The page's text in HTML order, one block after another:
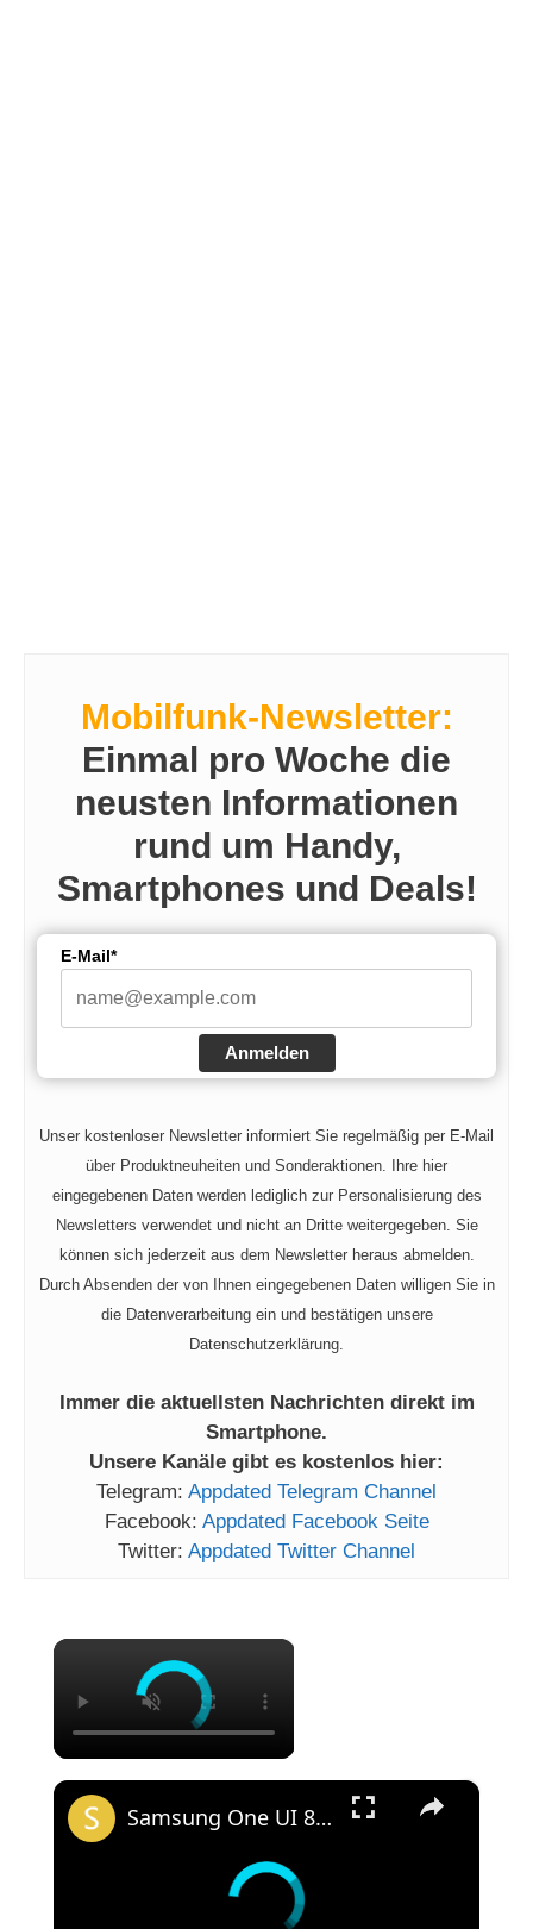
Mobilfunk-Newsletter:
Einmal pro Woche die
neusten Informationen
rund um Handy,
Smartphones und Deals!
E-Mail*
Anmelden
Unser kostenloser Newsletter informiert Sie regelmäßig per E-Mail
über Produktneuheiten und Sonderaktionen. Ihre hier
eingegebenen Daten werden lediglich zur Personalisierung des
Newsletters verwendet und nicht an Dritte weitergegeben. Sie
können sich jederzeit aus dem Newsletter heraus abmelden.
Durch Absenden der von Ihnen eingegebenen Daten willigen Sie in
die Datenverarbeitung ein und bestätigen unsere
Datenschutzerklärung.
Immer die aktuellsten Nachrichten direkt im
Smartphone.
Unsere Kanäle gibt es kostenlos hier:
Telegram: Appdated Telegram Channel
Facebook: Appdated Facebook Seite
Twitter: Appdated Twitter Channel
×
×
Samsung One UI 8.0 Clock Update Is Here For All Galaxy Smartphones